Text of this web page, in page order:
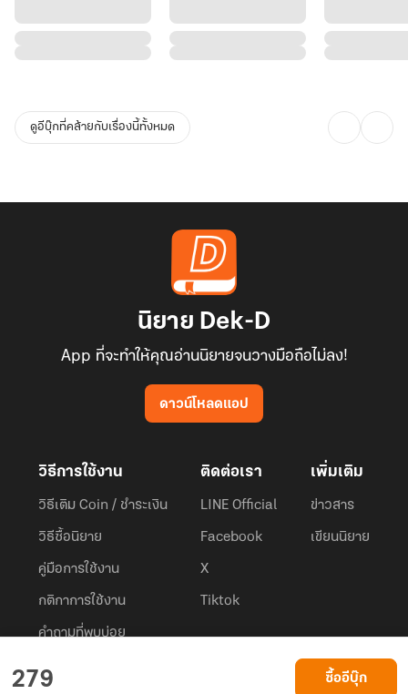
279 ซื้ออีบุ๊ก
ดูอีบุ๊กที่คล้ายกับเรื่องนี้ทั้งหมด
นิยาย Dek-D
App ที่จะทำให้คุณอ่านนิยายจนวางมือถือไม่ลง!
ดาวน์โหลดแอป
วิธีการใช้งาน
วิธีเติม Coin / ชำระเงิน
วิธีซื้อนิยาย
คู่มือการใช้งาน
กติกาการใช้งาน
คำถามที่พบบ่อย
ติดต่อเรา
LINE Official
Facebook
X
Tiktok
เพิ่มเติม
ข่าวสาร
เขียนนิยาย
© 2026 Privacy Policy
Dek-D.com ใช้คุกกี้เพื่อพัฒนาประสบการณ์ของ ผู้ใช้ให้ดียิ่งขึ้น
ยอมรับ